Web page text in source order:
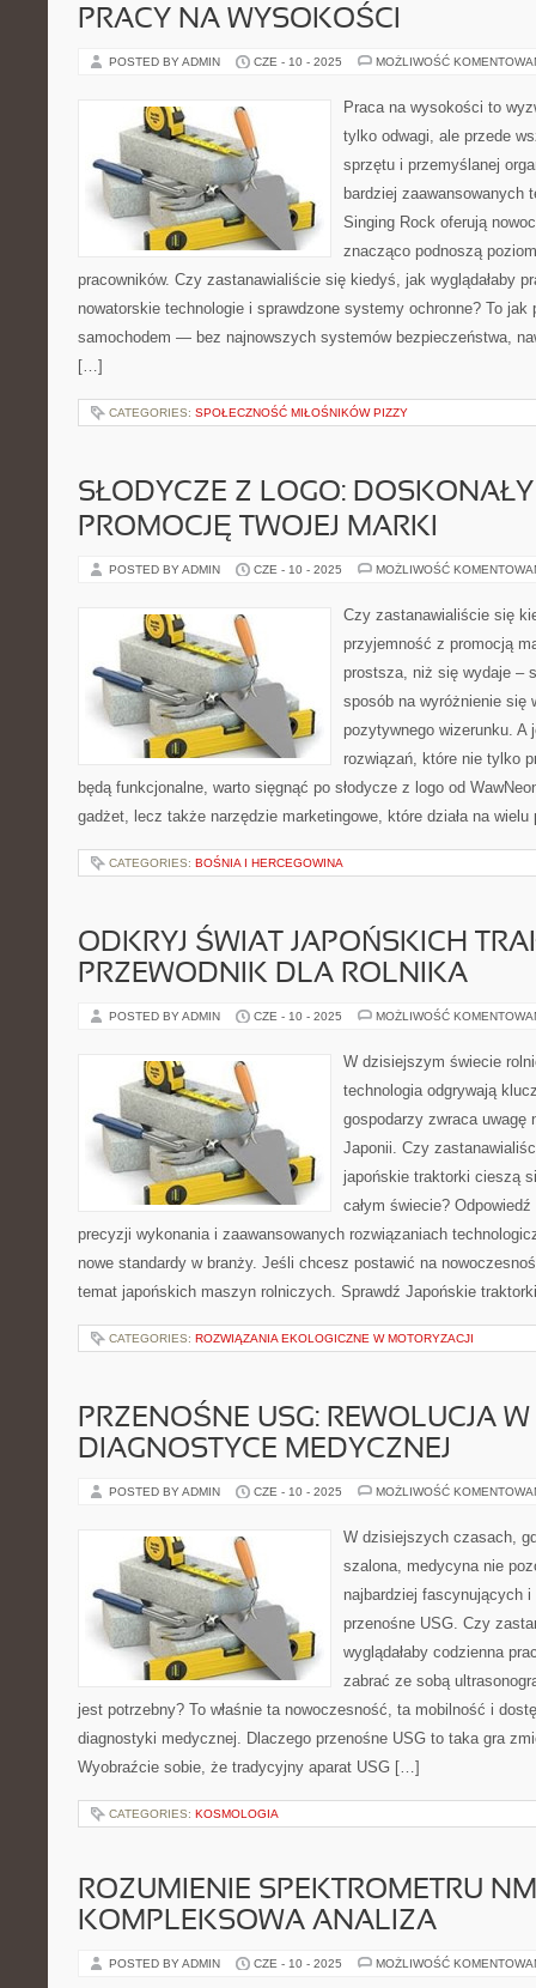
PRACY NA WYSOKOŚCI
POSTED BY ADMIN CZE - 10 - 2025 MOŻLIWOŚĆ
Praca na wysokości to
tylko odwagi, ale przede
sprzętu i przemyślanej
bardziej zaawansowanych
Singing Rock oferują
znacząco podnoszą
pracowników. Czy zastanawialiście się kiedyś, jak wyglądałaby
nowatorskie technologie i sprawdzone systemy ochronne? To jak
samochodem — bez najnowszych systemów bezpieczeństwa,
[…]
CATEGORIES: SPOŁECZNOŚĆ MIŁOŚNIKÓW PIZZY
SŁODYCZE Z LOGO:
PROMOCJĘ TWOJEJ MARKI
POSTED BY ADMIN CZE - 10 - 2025 MOŻLIWOŚĆ
Czy zastanawialiście się
przyjemność z promocją
prostsza, niż się wydaje –
sposób na wyróżnienie się
pozytywnego wizerunku.
rozwiązań, które nie tylko
będą funkcjonalne, warto sięgnąć po słodycze z logo od
gadżet, lecz także narzędzie marketingowe, które działa na
CATEGORIES: BOŚNIA I HERCEGOWINA
ODKRYJ ŚWIAT JAPOŃSKICH
PRZEWODNIK DLA ROLNIKA
POSTED BY ADMIN CZE - 10 - 2025 MOŻLIWOŚĆ
W dzisiejszym świecie
technologia odgrywają
gospodarzy zwraca uwagę
Japonii. Czy
japońskie traktorki cieszą
całym świecie?
precyzji wykonania i zaawansowanych rozwiązaniach
nowe standardy w branży. Jeśli chcesz postawić na
temat japońskich maszyn rolniczych. Sprawdź Japońskie
CATEGORIES: ROZWIĄZANIA EKOLOGICZNE W MOTORYZACJI
PRZENOŚNE USG: REWOLUCJA W
DIAGNOSTYCE MEDYCZNEJ
POSTED BY ADMIN CZE - 10 - 2025 MOŻLIWOŚĆ
W dzisiejszych czasach,
szalona, medycyna nie
najbardziej fascynujących
przenośne USG. Czy
wyglądałaby codzienna
zabrać ze sobą
jest potrzebny? To właśnie ta nowoczesność, ta mobilność i
diagnostyki medycznej. Dlaczego przenośne USG to taka gra
Wyobraźcie sobie, że tradycyjny aparat USG […]
CATEGORIES: KOSMOLOGIA
ROZUMIENIE SPEKTROMETRU
KOMPLEKSOWA ANALIZA
POSTED BY ADMIN CZE - 10 - 2025 MOŻLIWOŚĆ